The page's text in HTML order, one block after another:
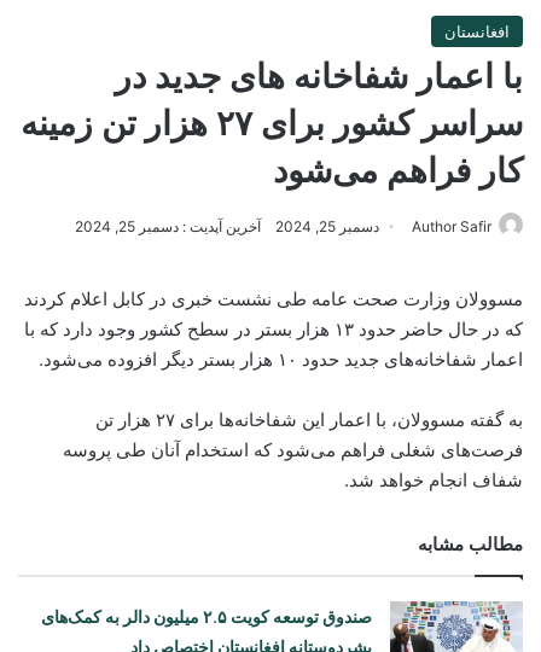
افغانستان
با اعمار شفاخانه های جدید در
سراسر کشور برای ۲۷ هزار تن زمینه
کار فراهم می‌شود
Author Safir دسمبر 25, 2024 آخرین آپدیت : دسمبر 25, 2024
مسوولان وزارت صحت عامه طی نشست خبری در کابل اعلام کردند
که در حال حاضر حدود ۱۳ هزار بستر در سطح کشور وجود دارد که با
اعمار شفاخانه‌های جدید حدود ۱۰ هزار بستر دیگر افزوده می‌شود.
به گفته مسوولان، با اعمار این شفاخانه‌ها برای ۲۷ هزار تن
فرصت‌های شغلی فراهم می‌شود که استخدام آنان طی پروسه
شفاف انجام خواهد شد.
مطالب مشابه
صندوق توسعه کویت ۲.۵ میلیون دالر به کمک‌های
بشردوستانه افغانستان اختصاص داد